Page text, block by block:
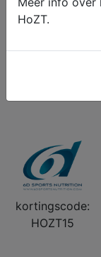
kortingscode:
HOZT15
HoZT.